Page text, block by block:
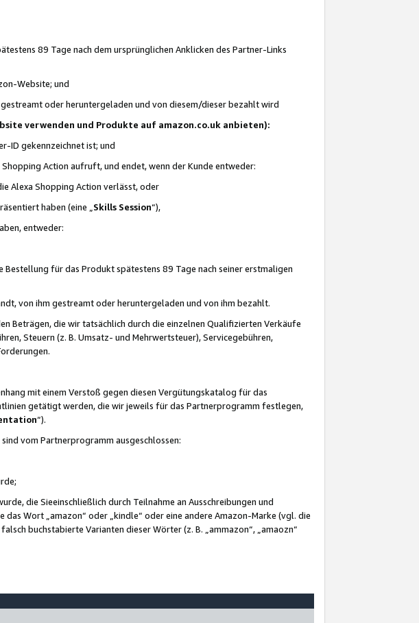
89 Tage nach dem ursprünglichen Anklicken des Partner-Links
Website; und
oder heruntergeladen und von diesem/dieser bezahlt wird
verwenden und Produkte auf amazon.co.uk anbieten):
ID gekennzeichnet ist; und
Action aufruft, und endet, wenn der Kunde entweder:
Alexa Shopping Action verlässt, oder
haben (eine „ Skills Session“),
entweder:
für das Produkt spätestens 89 Tage nach seiner erstmaligen
von ihm gestreamt oder heruntergeladen und von ihm bezahlt.
Beträgen, die wir tatsächlich durch die einzelnen Qualifizierten Verkäufe
Steuern (z. B. Umsatz- und Mehrwertsteuer), Servicegebühren,
mit einem Verstoß gegen diesen Vergütungskatalog für das
getätigt werden, die wir jeweils für das Partnerprogramm festlegen,
“).
vom Partnerprogramm ausgeschlossen:
die Sieeinschließlich durch Teilnahme an Ausschreibungen und
Wort „amazon“ oder „kindle“ oder eine andere Amazon-Marke (vgl. die
buchstabierte Varianten dieser Wörter (z. B. „ammazon“, „amaozn“